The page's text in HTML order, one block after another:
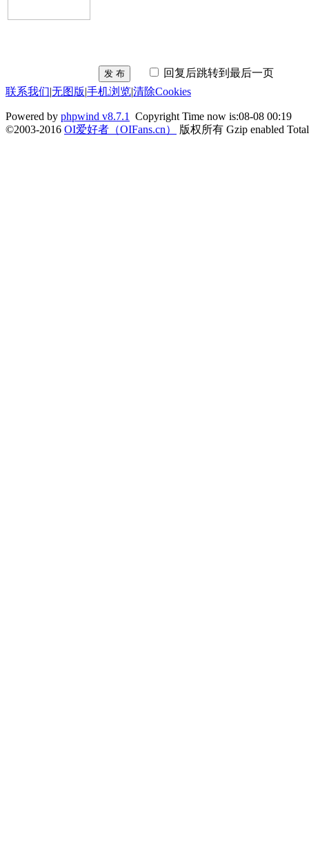
发 布
回复后跳转到最后一页
联系我们|无图版|手机浏览|清除Cookies
Powered by phpwind v8.7.1
Copyright Time now is:08-08 00:19
©2003-2016 OI爱好者（OIFans.cn） 版权所有 Gzip enabled